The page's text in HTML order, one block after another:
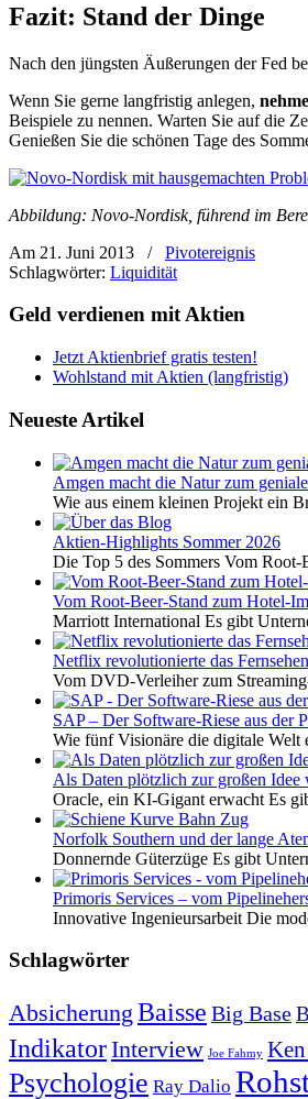
Fazit: Stand der Dinge
Nach den jüngsten Äußerungen der Fed
Wenn Sie gerne langfristig anlegen,
Beispiele zu nennen. Warten Sie auf die
Genießen Sie die schönen Tage des
Abbildung: Novo-Nordisk, führend im
Am 21. Juni 2013
/
Pivotereignis
Schlagwörter: Liquidität
Geld verdienen mit Aktien
Jetzt Aktienbrief gratis testen!
Wohlstand mit Aktien (langfristig)
Neueste Artikel
Amgen macht die Natur zum
Wie aus einem kleinen Projekt ein
Aktien-Highlights Sommer 2026
Die Top 5 des Sommers Vom
Vom Root-Beer-Stand zum Hotel-
Marriott International Es gibt
Netflix revolutionierte das Fernsehen
Vom DVD-Verleiher zum
SAP – Der Software-Riese aus der
Wie fünf Visionäre die digitale Welt
Als Daten plötzlich zur großen Idee
Oracle, ein KI-Gigant erwacht Es
Norfolk Southern und der lange
Donnernde Güterzüge Es gibt
Primoris Services – vom
Innovative Ingenieursarbeit Die
Schlagwörter
Absicherung Baisse Big Base
IndikatorInterview Joe Fahmy
Psychologie Ray Dalio